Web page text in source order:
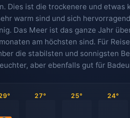
Dies ist die trockenere und
warm sind und sich
Das Meer ist das ganze Jahr
am höchsten sind. Für
die stabilsten und sonnigsten
aber ebenfalls gut für
27° 25° 24°